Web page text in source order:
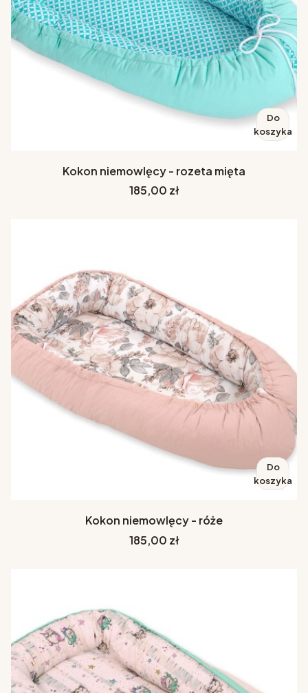
Do
koszyka
Kokon niemowlęcy - rozeta mięta
Cena
185,00 zł
Do
koszyka
Kokon niemowlęcy - róże
Cena
185,00 zł